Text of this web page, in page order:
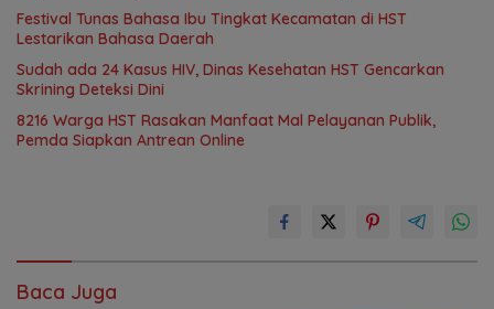
Festival Tunas Bahasa Ibu Tingkat Kecamatan di HST
Lestarikan Bahasa Daerah
Sudah ada 24 Kasus HIV, Dinas Kesehatan HST Gencarkan
Skrining Deteksi Dini
8216 Warga HST Rasakan Manfaat Mal Pelayanan Publik,
Pemda Siapkan Antrean Online
Baca Juga